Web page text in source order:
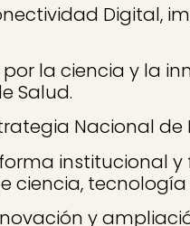
Digital,
la ciencia y la
Salud.
Nacional
institucional
ciencia, tecnología
y